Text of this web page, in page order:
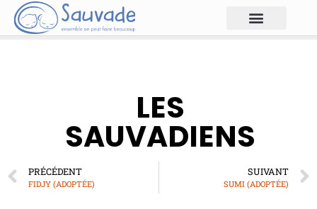
LES
SAUVADIENS
PRÉCÉDENT
FIDJY (ADOPTÉE)
SUIVANT
SUMI (ADOPTÉE)